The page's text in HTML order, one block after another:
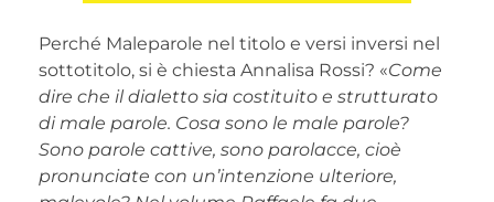
Perché Maleparole nel titolo e versi inversi nel
sottotitolo, si è chiesta Annalisa Rossi? «Come
dire che il dialetto sia costituito e strutturato
di male parole. Cosa sono le male parole?
Sono parole cattive, sono parolacce, cioè
pronunciate con un’intenzione ulteriore,